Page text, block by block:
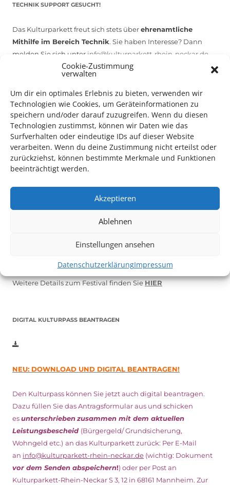
Cookie-Zustimmung
verwalten
Um dir ein optimales Erlebnis zu bieten, verwenden wir
Technologien wie Cookies, um Geräteinformationen zu
speichern und/oder darauf zuzugreifen. Wenn du diesen
Technologien zustimmst, können wir Daten wie das
Surfverhalten oder eindeutige IDs auf dieser Website
verarbeiten. Wenn du deine Zustimmung nicht erteilst oder
zurückziehst, können bestimmte Merkmale und Funktionen
beeinträchtigt werden.
Akzeptieren
Ablehnen
Einstellungen ansehen
DatenschutzerklärungImpressum
TECHNIK SUPPORT GESUCHT!
Das Kulturparkett freut sich stets überehrenamtliche
Mithilfe im Bereich Technik. Sie haben Interesse? Dann
melden Sie sich unter info@kulturparkett-rhein-neckar.de
*KULTURTIPP SOMMERPAUSE: FESTIVAL DES DEUTSCHEN FILMS*
Auch dieses Jahr findet wieder dasFestival des deutschen
Vom 19. August bist zum 9. Septemberhaben
Minuten vor Beginn des Films und solange der Vorrat reicht!
Weitere Details zum Festival finden SieHIER
DIGITAL KULTURPASS BEANTRAGEN
NEU: DOWNLOAD UND DIGITAL BEANTRAGEN!
Den Kulturpass können Sie jetzt auch digital beantragen.
Dazu füllen Sie das Antragsformular aus und schicken
esunterschriebenzusammen mit dem aktuellen
Leistungsbescheid (Bürgergeld/ Grundsicherung,
Wohngeld etc.) an das Kulturparkett zurück: Per E-Mail
an info@kulturparkett-rhein-neckar.de (wichtig: Dokument
vor dem Senden abspeichern!) oder per Post an
Kulturparkett-Rhein-Neckar S 3, 12 in 68161 Mannheim. Zur